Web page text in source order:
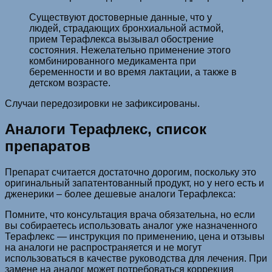
Существуют достоверные данные, что у
людей, страдающих бронхиальной астмой,
прием Терафлекса вызывал обострение
состояния. Нежелательно применение этого
комбинированного медикамента при
беременности и во время лактации, а также в
детском возрасте.
Случаи передозировки не зафиксированы.
Аналоги Терафлекс, список
препаратов
Препарат считается достаточно дорогим, поскольку это
оригинальный запатентованный продукт, но у него есть и
дженерики – более дешевые аналоги Терафлекса:
Помните, что консультация врача обязательна, но если
вы собираетесь использовать аналог уже назначенного
Терафлекс — инструкция по применению, цена и отзывы
на аналоги не распространяется и не могут
использоваться в качестве руководства для лечения. При
замене на аналог может потребоваться коррекция